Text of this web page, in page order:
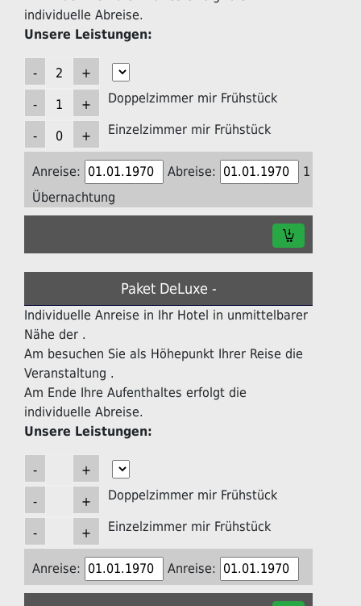
individuelle Abreise.
Unsere Leistungen:
Doppelzimmer mir Frühstück
Einzelzimmer mir Frühstück
Anreise: Abreise:
1
Übernachtung
Paket DeLuxe -
Individuelle Anreise in Ihr Hotel in unmittelbarer
Nähe der .
Am besuchen Sie als Höhepunkt Ihrer Reise die
Veranstaltung .
Am Ende Ihre Aufenthaltes erfolgt die
individuelle Abreise.
Unsere Leistungen:
Doppelzimmer mir Frühstück
Einzelzimmer mir Frühstück
Anreise: Anreise: